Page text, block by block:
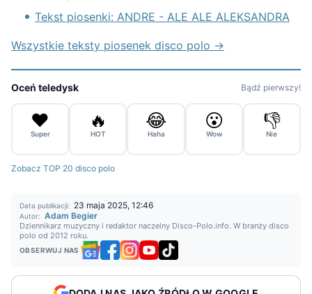
Tekst piosenki: ANDRE - ALE ALE ALEKSANDRA
Wszystkie teksty piosenek disco polo →
Oceń teledysk Bądź pierwszy!
❤️
Super
🔥
HOT
😂
Haha
😮
Wow
👎
Nie
Zobacz TOP 20 disco polo
Data publikacji: 23 maja 2025, 12:46
Autor: Adam Begier
Dziennikarz muzyczny i redaktor naczelny Disco-Polo.info. W branży disco
polo od 2012 roku.
OBSERWUJ NAS